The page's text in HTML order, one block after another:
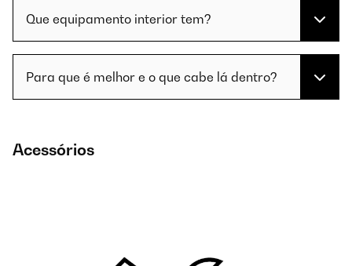
Que equipamento interior tem?
Para que é melhor e o que cabe lá dentro?
Acessórios